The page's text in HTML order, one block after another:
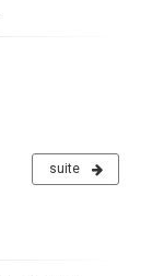
suite